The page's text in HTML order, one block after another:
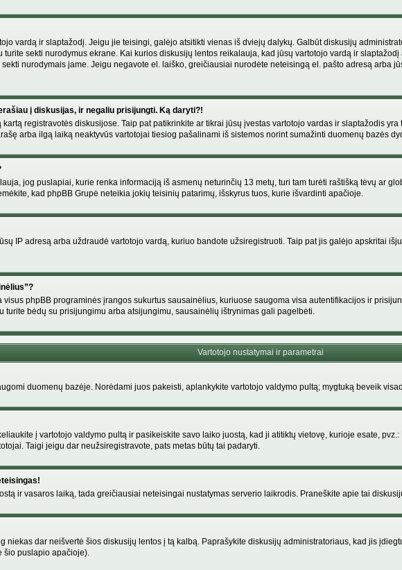
vardą ir slaptažodį. Jeigu jie teisingi, galėjo atsitikti vienas iš dviejų dalykų. Galbūt diskusijų
sekti nurodymus ekrane. Kai kurios diskusijų lentos reikalauja, kad jūsų vartotojo vardą ir
nurodymais jame. Jeigu negavote el. laiško, greičiausiai nurodėte neteisingą el. pašto adresą arba
į diskusijas, ir negaliu prisijungti. Ką daryti?!
registravotės diskusijose. Taip pat patikrinkite ar tikrai jūsų įvestas vartotojo vardas ir slaptažodis
arba ilgą laiką neaktyvūs vartotojai tiesiog pašalinami iš sistemos norint sumažinti duomenų bazės
jog puslapiai, kurie renka informaciją iš asmenų neturinčių 13 metų, turi tam turėti raštišką tėvų ar
kad phpBB Grupė neteikia jokių teisinių patarimų, išskyrus tuos, kurie išvardinti apačioje.
IP adresą arba uždraudė vartotojo vardą, kuriuo bandote užsiregistruoti. Taip pat jis galėjo apskritai
visus phpBB programinės įrangos sukurtus sausainėlius, kuriuose saugoma visa autentifikacijos ir
turite bėdų su prisijungimu arba atsijungimu, sausainėlių ištrynimas gali pagelbėti.
Vartotojo nustatymai ir parametrai
duomenų bazėje. Norėdami juos pakeisti, aplankykite vartotojo valdymo pultą; mygtuką beveik
į vartotojo valdymo pultą ir pasikeiskite savo laiko juostą, kad ji atitiktų vietovę, kurioje esate,
Taigi jeigu dar neužsiregistravote, pats metas būtų tai padaryti.
ir vasaros laiką, tada greičiausiai neteisingai nustatymas serverio laikrodis. Praneškite apie tai
dar neišvertė šios diskusijų lentos į tą kalbą. Paprašykite diskusijų administratoriaus, kad jis
šio puslapio apačioje).